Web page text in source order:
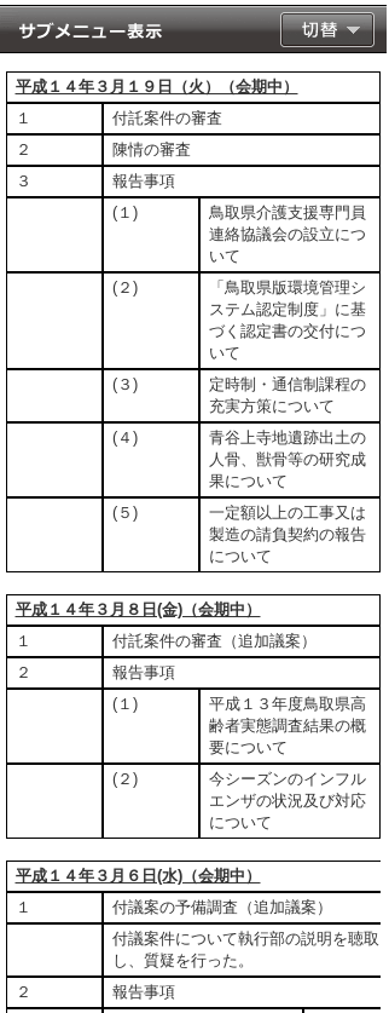
平成１４年３月１９日（火）（会期中）
１
付託案件の審査
２
陳情の審査
３
報告事項
(１)
鳥取県介護支援専門員
連絡協議会の設立につ
いて
(２)
「鳥取県版環境管理シ
ステム認定制度」に基
づく認定書の交付につ
いて
(３)
定時制・通信制課程の
充実方策について
(４)
青谷上寺地遺跡出土の
人骨、獣骨等の研究成
果について
(５)
一定額以上の工事又は
製造の請負契約の報告
について
平成１４年３月８日(金)（会期中）
１
付託案件の審査（追加議案）
２
報告事項
(１)
平成１３年度鳥取県高
齢者実態調査結果の概
要について
(２)
今シーズンのインフル
エンザの状況及び対応
について
平成１４年３月６日(水)（会期中）
１
付議案の予備調査（追加議案）
付議案件について執行部の説明を聴取
し、質疑を行った。
２
報告事項